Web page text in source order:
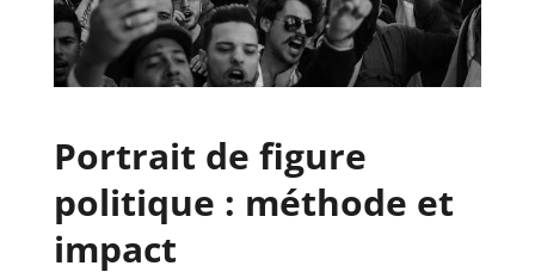
Portrait de figure
politique : méthode et
impact